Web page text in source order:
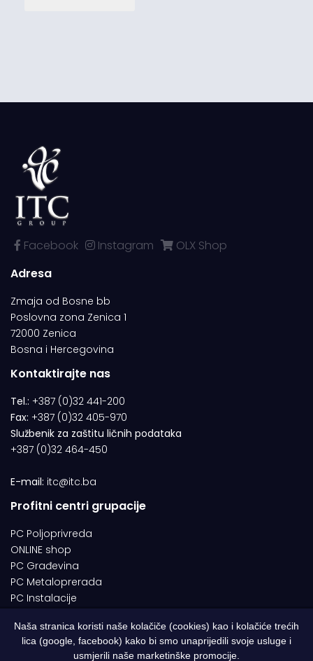
Facebook Instagram
OLX Shop
Adresa
Zmaja od Bosne bb
Poslovna zona Zenica 1
72000 Zenica
Bosna i Hercegovina
Kontaktirajte nas
Tel.: +387 (0)32 441-200
Fax: +387 (0)32 405-970
Službenik za zaštitu ličnih podataka
+387 (0)32 464-450
E-mail: itc@itc.ba
Profitni centri grupacije
PC Poljoprivreda
ONLINE shop
PC Građevina
PC Metaloprerada
PC Instalacije
© 1994-2026 | ITC d.o.o. Zenica. Sva prava pridržana | Designed by
Naša stranica koristi naše kolačiče (cookies) kao i kolačiće trećih
lica (google, facebook) kako bi smo unaprijedili svoje usluge i
usmjerili naše marketinške promocije.